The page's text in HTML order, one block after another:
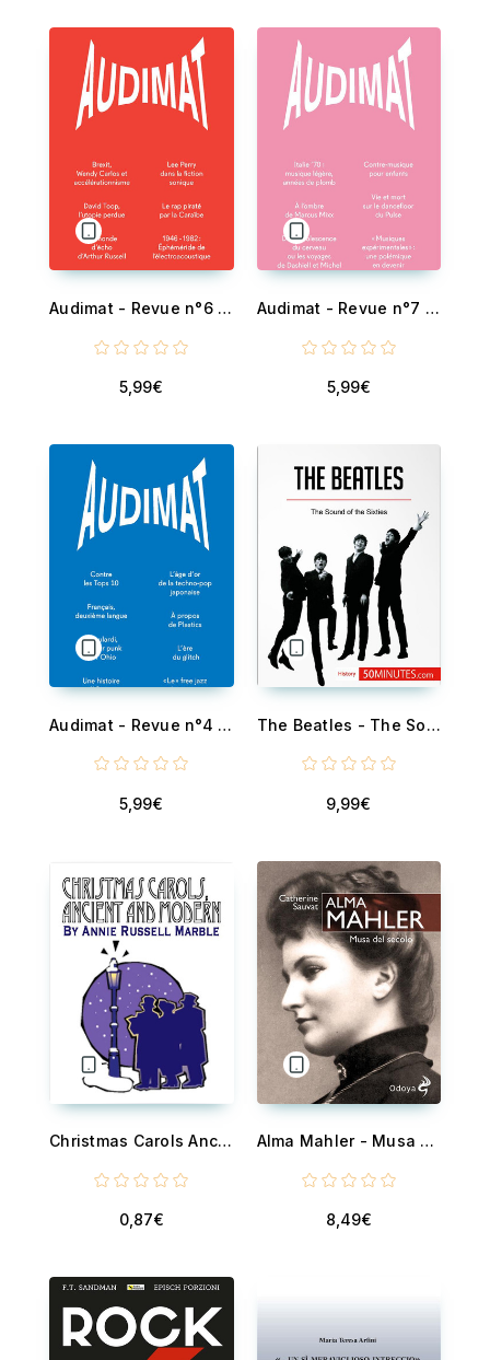
Audimat - Revue n°6 - Revue de critique musicale
5,99€
Audimat - Revue n°7 - Revue de critique musicale
5,99€
Audimat - Revue n°4 - Revue de critique musicale
5,99€
The Beatles - The Sound of the Sixties
9,99€
Christmas Carols Ancient and Modern
0,87€
Alma Mahler - Musa del secolo
8,49€